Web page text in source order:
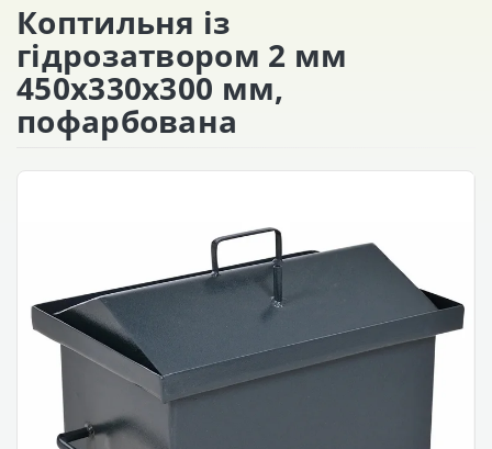
Коптильня із
гідрозатвором 2 мм
450х330х300 мм,
пофарбована